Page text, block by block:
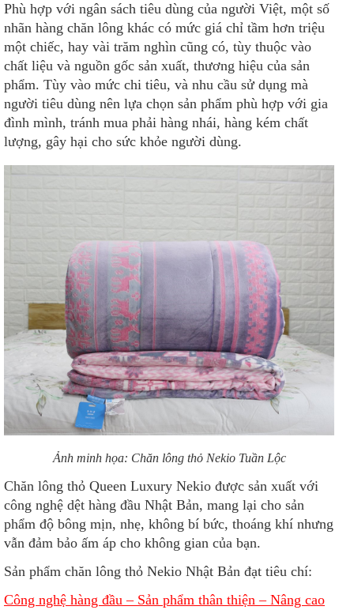
Phù hợp với ngân sách tiêu dùng của người Việt, một số
nhãn hàng chăn lông khác có mức giá chỉ tầm hơn triệu
một chiếc, hay vài trăm nghìn cũng có, tùy thuộc vào
chất liệu và nguồn gốc sản xuất, thương hiệu của sản
phẩm. Tùy vào mức chi tiêu, và nhu cầu sử dụng mà
người tiêu dùng nên lựa chọn sản phẩm phù hợp với gia
đình mình, tránh mua phải hàng nhái, hàng kém chất
lượng, gây hại cho sức khỏe người dùng.
Ảnh minh họa: Chăn lông thỏ Nekio Tuần Lộc
Chăn lông thỏ Queen Luxury Nekio được sản xuất với
công nghệ dệt hàng đầu Nhật Bản, mang lại cho sản
phẩm độ bông mịn, nhẹ, không bí bức, thoáng khí nhưng
vẫn đảm bảo ấm áp cho không gian của bạn.
Sản phẩm chăn lông thỏ Nekio Nhật Bản đạt tiêu chí:
Công nghệ hàng đầu – Sản phẩm thân thiện – Nâng cao